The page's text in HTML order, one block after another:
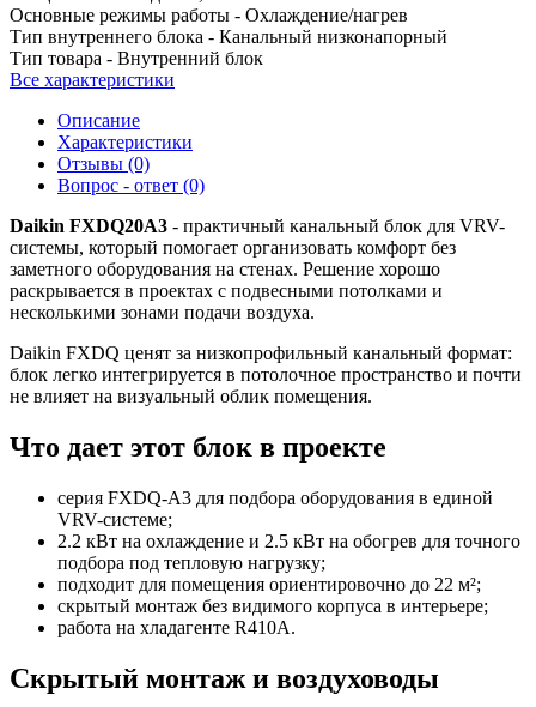
Основные режимы работы - Охлаждение/нагрев
Тип внутреннего блока - Канальный низконапорный
Тип товара - Внутренний блок
Все характеристики
Описание
Характеристики
Отзывы (0)
Вопрос - ответ (0)
Daikin FXDQ20A3 - практичный канальный блок для VRV-
системы, который помогает организовать комфорт без
заметного оборудования на стенах. Решение хорошо
раскрывается в проектах с подвесными потолками и
несколькими зонами подачи воздуха.
Daikin FXDQ ценят за низкопрофильный канальный формат:
блок легко интегрируется в потолочное пространство и почти
не влияет на визуальный облик помещения.
Что дает этот блок в проекте
серия FXDQ-A3 для подбора оборудования в единой
VRV-системе;
2.2 кВт на охлаждение и 2.5 кВт на обогрев для точного
подбора под тепловую нагрузку;
подходит для помещения ориентировочно до 22 м²;
скрытый монтаж без видимого корпуса в интерьере;
работа на хладагенте R410A.
Скрытый монтаж и воздуховоды